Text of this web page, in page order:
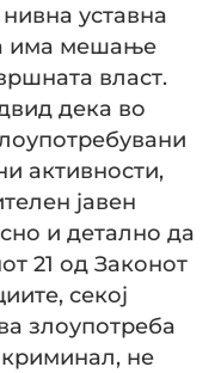
уставна
има мешање
власт.
дека во
активности,
јавен
и детално да
21 од Законот
секој
злоупотреба
не